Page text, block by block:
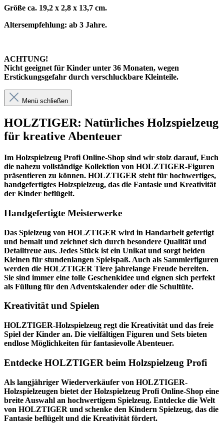
Größe ca. 19,2 x 2,8 x 13,7 cm.
Altersempfehlung: ab 3 Jahre.
ACHTUNG!
Nicht geeignet für Kinder unter 36 Monaten, wegen
Erstickungsgefahr durch verschluckbare Kleinteile.
Menü schließen
HOLZTIGER: Natürliches Holzspielzeug
für kreative Abenteuer
Im Holzspielzeug Profi Online-Shop sind wir stolz darauf, Euch
die nahezu vollständige Kollektion von HOLZTIGER-Figuren
präsentieren zu können. HOLZTIGER steht für hochwertiges,
handgefertigtes Holzspielzeug, das die Fantasie und Kreativität
der Kinder beflügelt.
Handgefertigte Meisterwerke
Das Spielzeug von HOLZTIGER wird in Handarbeit gefertigt
und bemalt und zeichnet sich durch besondere Qualität und
Detailtreue aus. Jedes Stück ist ein Unikat und sorgt beiden
Kleinen für stundenlangen Spielspaß. Auch als Sammlerfiguren
werden die HOLZTIGER Tiere jahrelange Freude bereiten.
Sie sind immer eine tolle Geschenkidee und eignen sich perfekt
als Füllung für den Adventskalender oder die Schultüte.
Kreativität und Spielen
HOLZTIGER-Holzspielzeug regt die Kreativität und das freie
Spiel der Kinder an. Die vielfältigen Figuren und Sets bieten
endlose Möglichkeiten für fantasievolle Abenteuer.
Entdecke HOLZTIGER beim Holzspielzeug Profi
Als langjähriger Wiederverkäufer von HOLZTIGER-
Holzspielzeugen bietet der Holzspielzeug Profi Online-Shop eine
breite Auswahl an hochwertigem Spielzeug. Entdecke die Welt
von HOLZTIGER und schenke den Kindern Spielzeug, das die
Fantasie beflügelt und die Kreativität fördert.